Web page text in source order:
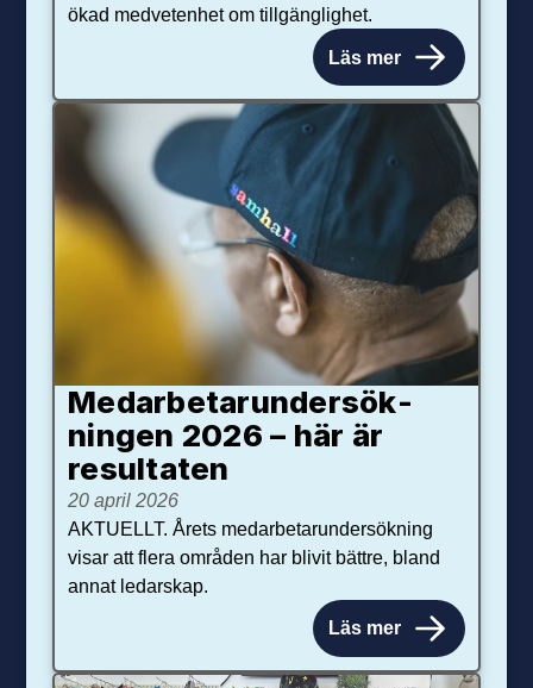
ökad medvetenhet om tillgänglighet.
Läs mer
Medarbetar­under­sök­
ningen 2026 – här är
resultaten
20 april 2026
AKTUELLT. Årets medarbetarundersökning
visar att flera områden har blivit bättre, bland
annat ledarskap.
Läs mer